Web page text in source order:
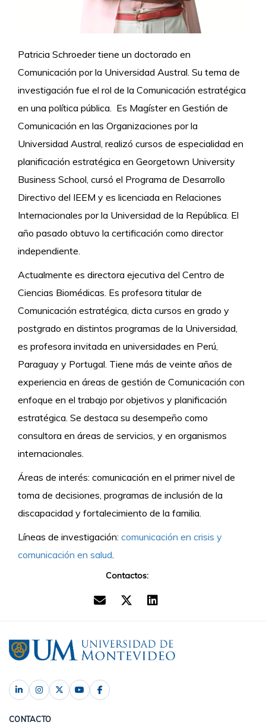
Patricia Schroeder tiene un doctorado en
Comunicación por la Universidad Austral. Su tema de
investigación fue el rol de la Comunicación estratégica
en una política pública. Es Magíster en Gestión de
Comunicación en las Organizaciones por la
Universidad Austral, realizó cursos de especialidad en
planificación estratégica en Georgetown University
Business School, cursó el Programa de Desarrollo
Directivo del IEEM y es licenciada en Relaciones
Internacionales por la Universidad de la República. El
año pasado obtuvo la certificación como director
independiente.
Actualmente es directora ejecutiva del Centro de
Ciencias Biomédicas. Es profesora titular de
Comunicación estratégica, dicta cursos en grado y
postgrado en distintos programas de la Universidad,
es profesora invitada en universidades en Perú,
Paraguay y Portugal. Tiene más de veinte años de
experiencia en áreas de gestión de Comunicación con
enfoque en el trabajo por objetivos y planificación
estratégica. Se destaca su desempeño como
consultora en áreas de servicios, y en organismos
internacionales.
Áreas de interés: comunicación en el primer nivel de
toma de decisiones, programas de inclusión de la
discapacidad y fortalecimiento de la familia.
Líneas de investigación: comunicación en crisis y
comunicación en salud.
Contactos:
CONTACTO